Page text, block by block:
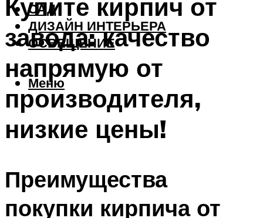
САД
ДИЗАЙН ИНТЕРЬЕРА
ОСВЕЩЕНИЕ
Меню
Купите кирпич от
завода: качество
напрямую от
производителя,
низкие цены!
Преимущества
покупки кирпича от